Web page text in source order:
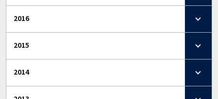
2016
2015
2014